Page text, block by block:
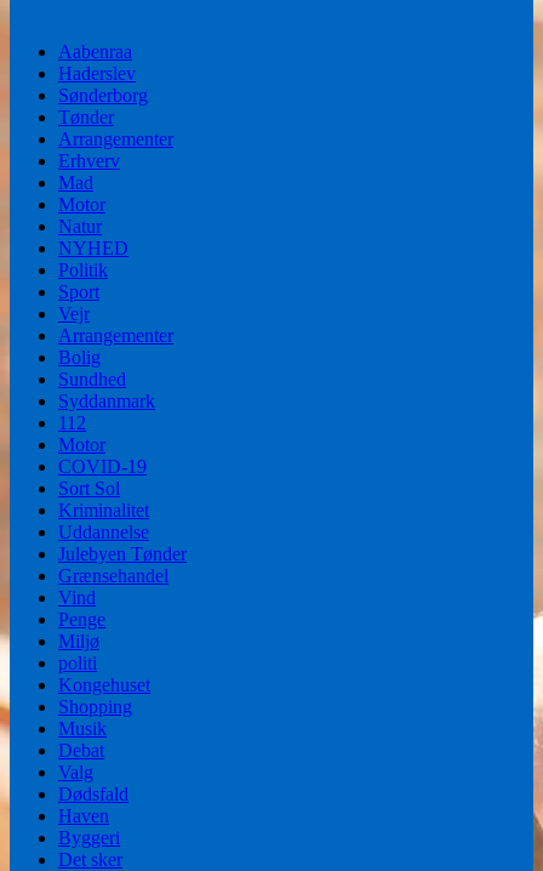
Aabenraa
Haderslev
Sønderborg
Tønder
Arrangementer
Erhverv
Mad
Motor
Natur
NYHED
Politik
Sport
Vejr
Arrangementer
Bolig
Sundhed
Syddanmark
112
Motor
COVID-19
Sort Sol
Kriminalitet
Uddannelse
Julebyen Tønder
Grænsehandel
Vind
Penge
Miljø
politi
Kongehuset
Shopping
Musik
Debat
Valg
Dødsfald
Haven
Byggeri
Det sker